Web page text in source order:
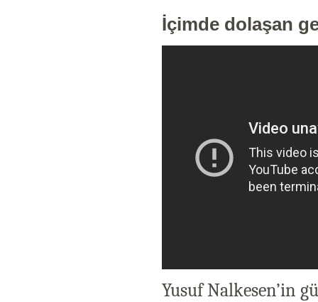
İçimde dolaşan
Yusuf Nalkesen’in